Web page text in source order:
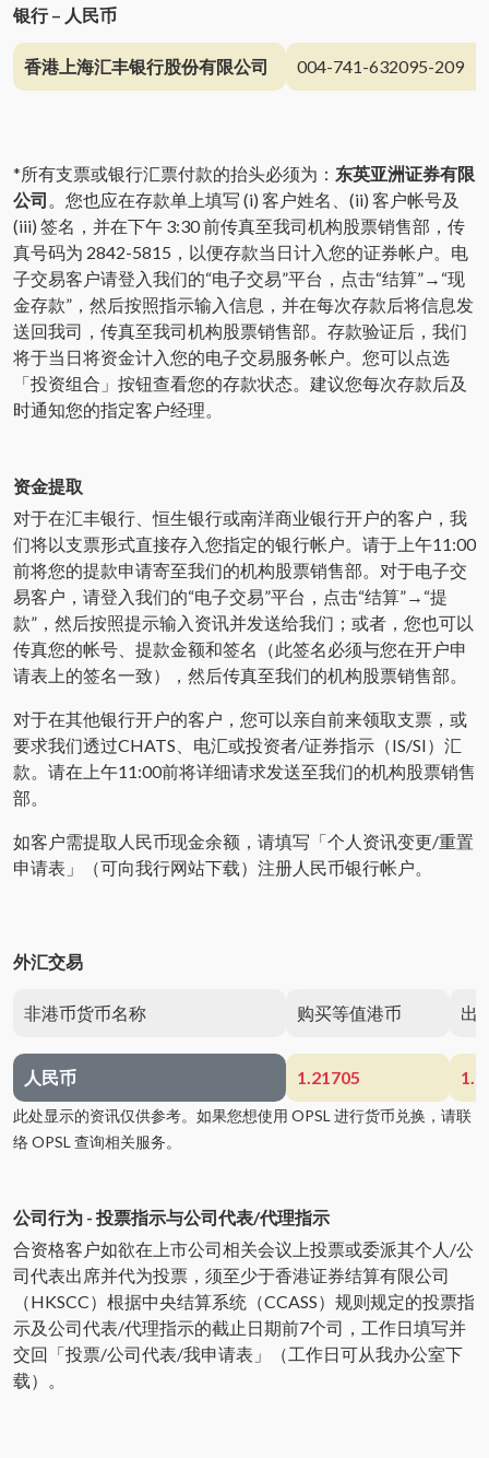
银行 – 人民币
香港上海汇丰银行股份有限公司 004-741-632095-209
*所有支票或银行汇票付款的抬头必须为： 东英亚洲证券有限
公司 。您也应在存款单上填写 (i) 客户姓名、(ii) 客户帐号及
(iii) 签名，并在下午 3:30 前传真至我司机构股票销售部，传
真号码为 2842-5815，以便存款当日计入您的证券帐户。电
子交易客户请登入我们的“电子交易”平台，点击“结算”→“现
金存款”，然后按照指示输入信息，并在每次存款后将信息发
送回我司，传真至我司机构股票销售部。存款验证后，我们
将于当日将资金计入您的电子交易服务帐户。您可以点选
「投资组合」按钮查看您的存款状态。建议您每次存款后及
时通知您的指定客户经理。
资金提取
对于在汇丰银行、恒生银行或南洋商业银行开户的客户，我
们将以支票形式直接存入您指定的银行帐户。请于上午11:00
前将您的提款申请寄至我们的机构股票销售部。对于电子交
易客户，请登入我们的“电子交易”平台，点击“结算”→“提
款”，然后按照提示输入资讯并发送给我们；或者，您也可以
传真您的帐号、提款金额和签名（此签名必须与您在开户申
请表上的签名一致），然后传真至我们的机构股票销售部。
对于在其他银行开户的客户，您可以亲自前来领取支票，或
要求我们透过CHATS、电汇或投资者/证券指示（IS/SI）汇
款。请在上午11:00前将详细请求发送至我们的机构股票销售
部。
如客户需提取人民币现金余额，请填写「个人资讯变更/重置
申请表」（可向我行网站下载）注册人民币银行帐户。
外汇交易
非港币货币名称 购买等值港币 出
人民币 1.21705
此处显示的资讯仅供参考。如果您想使用 OPSL 进行货币兑换，请联
络 OPSL 查询相关服务。
公司行为 - 投票指示与公司代表/代理指示
合资格客户如欲在上市公司相关会议上投票或委派其个人/公
司代表出席并代为投票，须至少于香港证券结算有限公司
（HKSCC）根据中央结算系统（CCASS）规则规定的投票指
示及公司代表/代理指示的截止日期前7个司，工作日填写并
交回「投票/公司代表/我申请表」（工作日可从我办公室下
载）。